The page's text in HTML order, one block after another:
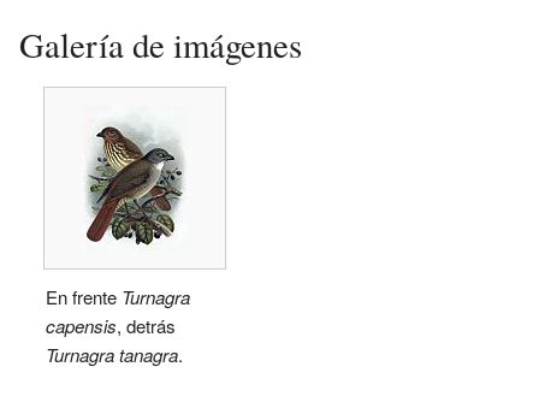
Galería de imágenes
En frente Turnagra
capensis, detrás
Turnagra tanagra.